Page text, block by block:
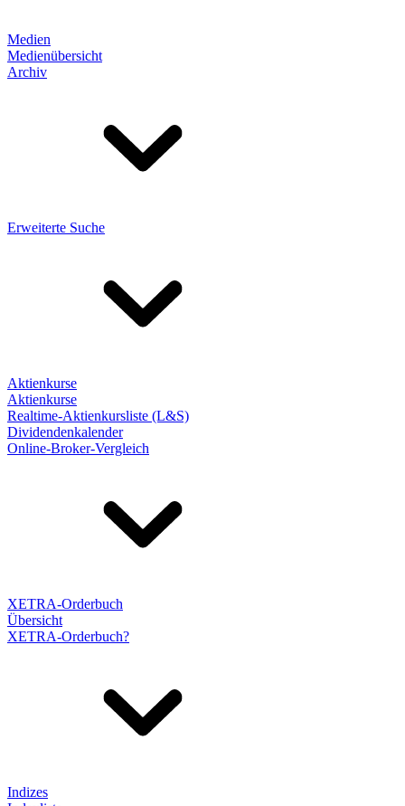
Medien
Medienübersicht
Archiv
Erweiterte Suche
Aktienkurse
Aktienkurse
Realtime-Aktienkursliste (L&S)
Dividendenkalender
Online-Broker-Vergleich
XETRA-Orderbuch
Übersicht
XETRA-Orderbuch?
Indizes